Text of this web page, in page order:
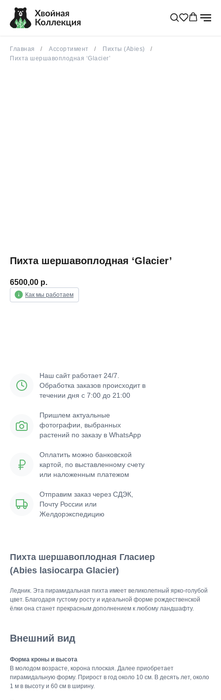
Главная Ассортимент
Пихты (Abies)
Пихта шершавоплодная ‘Glacier’
Пихта шершавоплодная ‘Glacier’
6500,00 р.
Как мы работаем
Наш сайт работает 24/7.
Обработка заказов происходит в
течении дня с 7:00 до 21:00
Пришлем актуальные
фотографии, выбранных
растений по заказу в WhatsApp
Отправим заказ через СДЭК,
Почту России или
Желдорэкспедицию
Оплатить можно банковской
картой, по выставленному счету
или наложенным платежом
Пихта шершавоплодная Гласиер
(Abies lasiocarpa Glacier)
Ледник. Эта пирамидальная пихта имеет великолепный ярко-голубой
цвет. Благодаря густому росту и идеальной форме рождественской
ёлки она станет прекрасным дополнением к любому ландшафту.
Внешний вид
Форма кроны и высота
В молодом возрасте, корона плоская. Далее приобретает
пирамидальную форму. Прирост в год около 10 см. В десять лет, около
1 м в высоту и 60 см в ширину.